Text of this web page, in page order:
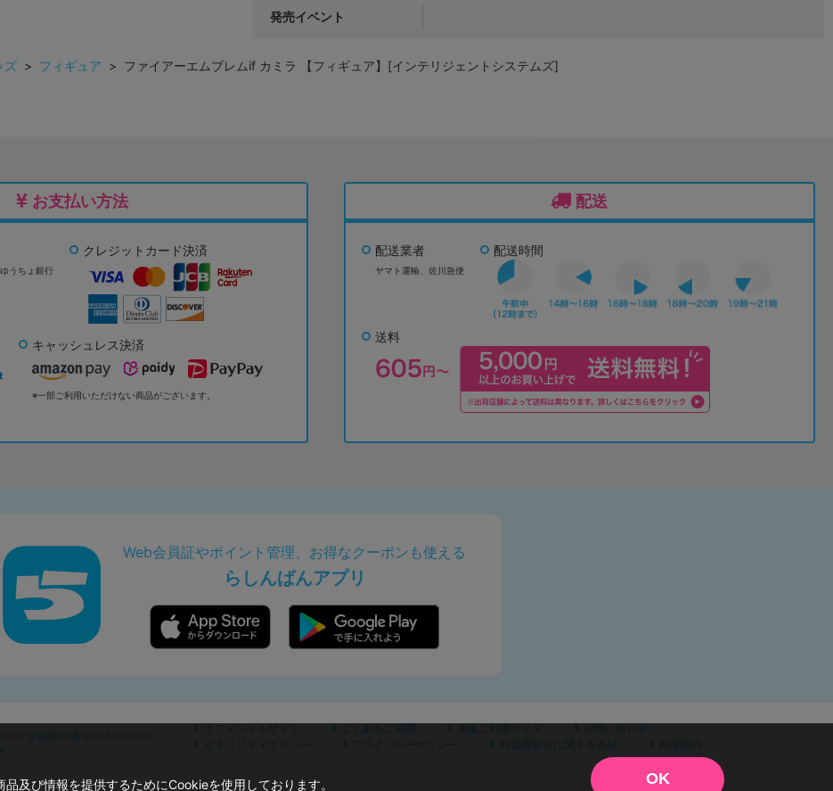
発売イベント
ズ > フィギュア > ファイアーエムブレムif カミラ 【フィギュア】[インテリジェントシステムズ]
お支払い方法
ゆうちょ銀行
クレジットカード決済
キャッシュレス決済
※一部ご利用いただけない商品がございます。
配送
配送業者
ヤマト運輸、佐川急便
配送時間
送料
Web会員証やポイント管理、お得なクーポンも使える
らしんばんアプリ
可済 古物商許可番号305500206246
オフィシャルサイト よくあるご質問 通販ご利用ガイド
お問い合わせ
セキュリティポリシー
プライバシーポリシー 特定商取引に関する表記 利用規約
及び情報を提供するためにCookieを使用しております。 OK